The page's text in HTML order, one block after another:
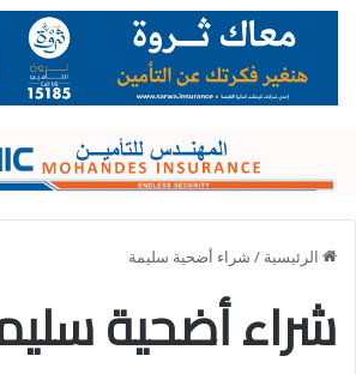
الرئيسية / شراء أضحية سليمة
شراء أضحية